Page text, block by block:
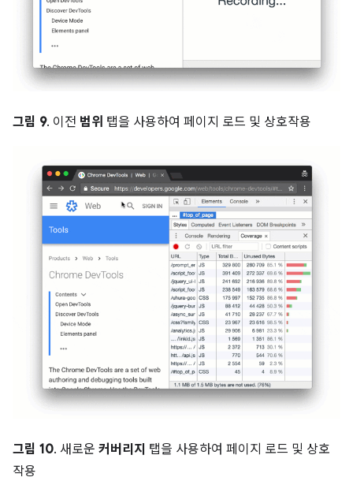
그림 9. 이전 범위 탭을 사용하여 페이지 로드 및 상호작용
그림 10. 새로운 커버리지 탭을 사용하여 페이지 로드 및 상호
작용